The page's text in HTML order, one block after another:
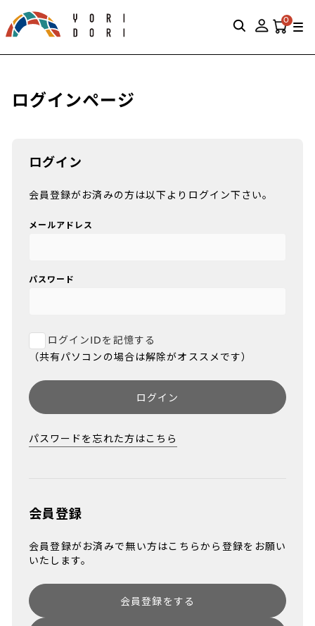
0
ログインページ
ログイン
会員登録がお済みの方は以下よりログイン下さい。
メールアドレス
パスワード
ログインIDを記憶する
（共有パソコンの場合は解除がオススメです）
ログイン
パスワードを忘れた方はこちら
会員登録
会員登録がお済みで無い方はこちらから登録をお願い
いたします。
会員登録をする